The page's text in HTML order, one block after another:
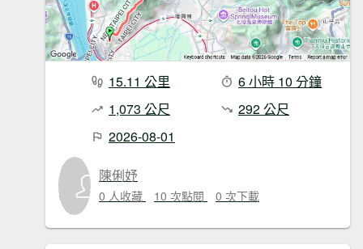
15.11 公里
6 小時 10 分鐘
1,073 公尺
292 公尺
2026-08-01
陳俐妤
0 人收藏 10 次點閱 0 次下載